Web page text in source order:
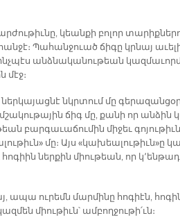
կեան­քի բո­լոր
Պա­հան­ջուած ճի­գը կրնայ
ինչ­պէս անձ­նա­կա­նու­թեան
մէջ։
ներ­կա­յաց­նէ նկրտում մը
ճիգ մը, քա­նի որ
բար­գա­ւա­ճու­մին մի­ջեւ
մը։ Այս «կա­խեա­լու­թիւն»ը
ներ­քին միու­թեան, որ
ա­պա ու­րեմն մար­մի­նը հո­գիէն,
միու­թիւն՝ ամ­բող­ջու­թի՛ւն։